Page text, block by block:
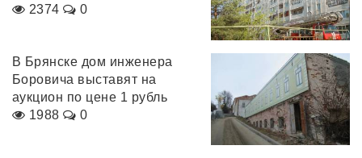
2374
0
В Брянске дом инженера
Боровича выставят на
аукцион по цене 1 рубль
1988
0